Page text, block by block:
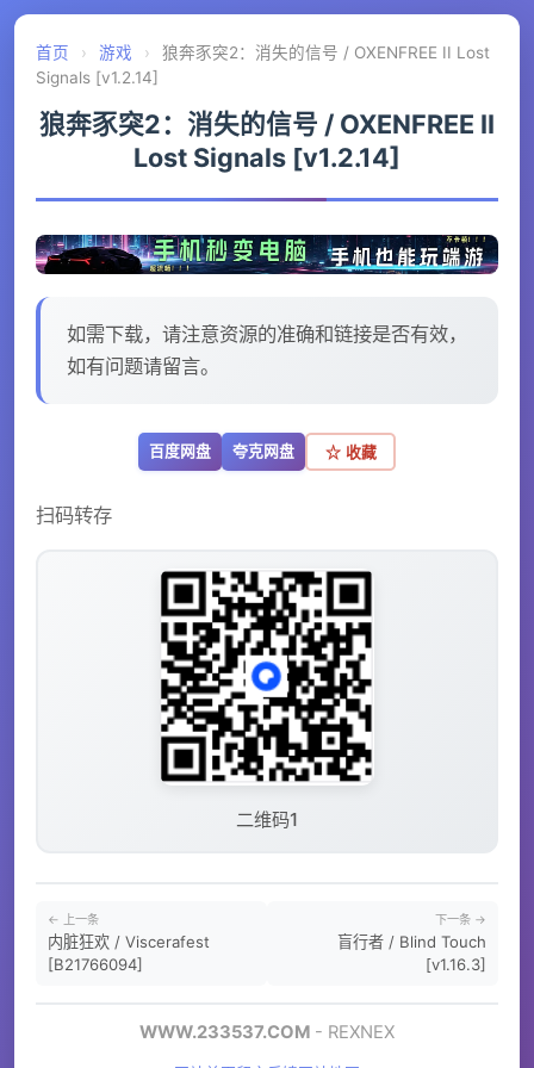
首页 › 游戏 ›
狼奔豕突2：消失的信号 / OXENFREE II Lost
Signals [v1.2.14]
狼奔豕突2：消失的信号 / OXENFREE II
Lost Signals [v1.2.14]
如需下载，请注意资源的准确和链接是否有效，
如有问题请留言。
百度网盘 夸克网盘 ☆ 收藏
扫码转存
二维码1
← 上一条
内脏狂欢 / Viscerafest
[B21766094]
下一条 →
盲行者 / Blind Touch
[v1.16.3]
WWW.233537.COM - REXNEX